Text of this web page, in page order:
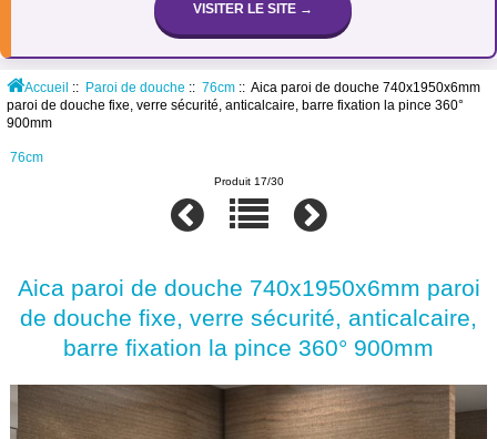
VISITER LE SITE →
Accueil :: Paroi de douche :: 76cm:: Aica paroi de douche 740x1950x6mm
paroi de douche fixe, verre sécurité, anticalcaire, barre fixation la pince 360°
900mm
76cm
Produit 17/30
Aica paroi de douche 740x1950x6mm paroi
de douche fixe, verre sécurité, anticalcaire,
barre fixation la pince 360° 900mm